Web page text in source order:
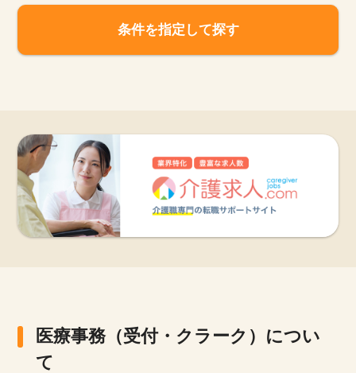
サイトの使い方
就職サポート
条件を指定して探す
医療事務（受付・クラーク）につい
て